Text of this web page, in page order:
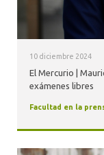
10 diciembre 2024
El Mercurio |
exámenes libres
Facultad en la